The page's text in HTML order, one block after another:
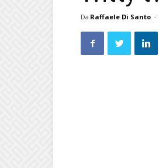
Da Raffaele Di Santo -